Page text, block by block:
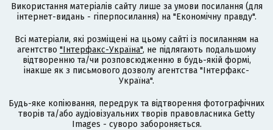
Використання матеріалів сайту лише за умови посилання (для
інтернет-видань - гіперпосилання) на "Економічну правду".
Всі матеріали, які розміщені на цьому сайті із посиланням на
агентство "Інтерфакс-Україна", не підлягають подальшому
відтворенню та/чи розповсюдженню в будь-якій формі,
інакше як з письмового дозволу агентства "Інтерфакс-
Україна".
Будь-яке копіювання, передрук та відтворення фотографічних
творів та/або аудіовізуальних творів правовласника Getty
Images - суворо забороняється.